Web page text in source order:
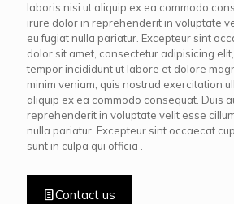
laboris nisi ut aliquip ex ea commodo
irure dolor in reprehenderit in voluptate
eu fugiat nulla pariatur. Excepteur sint
dolor sit amet, consectetur adipisicing
tempor incididunt ut labore et dolore
minim veniam, quis nostrud exercitation
aliquip ex ea commodo consequat. Duis
reprehenderit in voluptate velit esse
nulla pariatur. Excepteur sint occaecat
sunt in culpa qui officia .
Contact us